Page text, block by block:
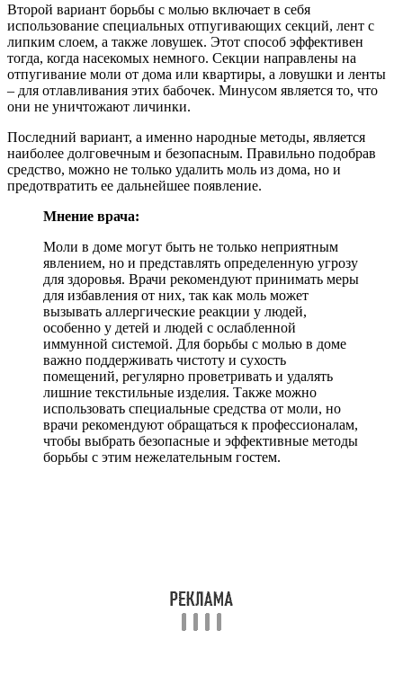
Второй вариант борьбы с молью включает в себя
использование специальных отпугивающих секций, лент с
липким слоем, а также ловушек. Этот способ эффективен
тогда, когда насекомых немного. Секции направлены на
отпугивание моли от дома или квартиры, а ловушки и ленты
– для отлавливания этих бабочек. Минусом является то, что
они не уничтожают личинки.
Последний вариант, а именно народные методы, является
наиболее долговечным и безопасным. Правильно подобрав
средство, можно не только удалить моль из дома, но и
предотвратить ее дальнейшее появление.
Мнение врача:
Моли в доме могут быть не только неприятным
явлением, но и представлять определенную угрозу
для здоровья. Врачи рекомендуют принимать меры
для избавления от них, так как моль может
вызывать аллергические реакции у людей,
особенно у детей и людей с ослабленной
иммунной системой. Для борьбы с молью в доме
важно поддерживать чистоту и сухость
помещений, регулярно проветривать и удалять
лишние текстильные изделия. Также можно
использовать специальные средства от моли, но
врачи рекомендуют обращаться к профессионалам,
чтобы выбрать безопасные и эффективные методы
борьбы с этим нежелательным гостем.